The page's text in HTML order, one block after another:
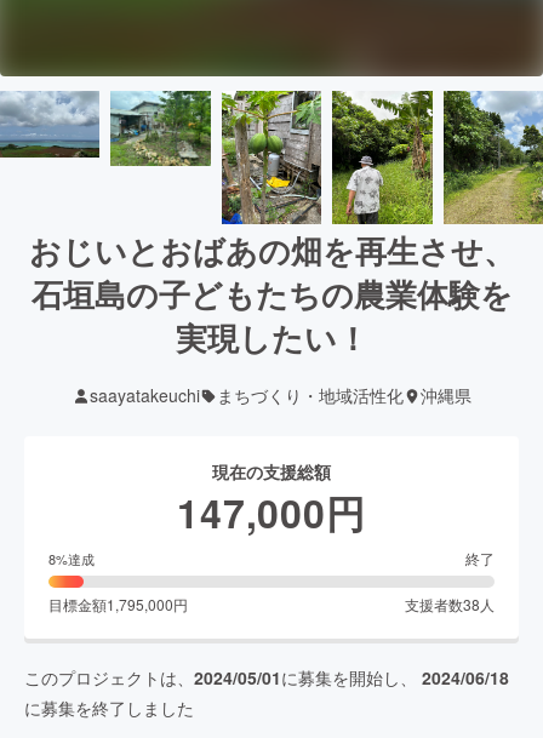
おじいとおばあの畑を再生させ、
石垣島の子どもたちの農業体験を
実現したい！
saayatakeuchi まちづくり・地域活性化 沖縄県
現在の支援総額
147,000円
8%達成 終了
目標金額1,795,000円 支援者数38 人
このプロジェクトは、 2024/05/01に募集を開始し、 2024/06/18
に募集を終了しました